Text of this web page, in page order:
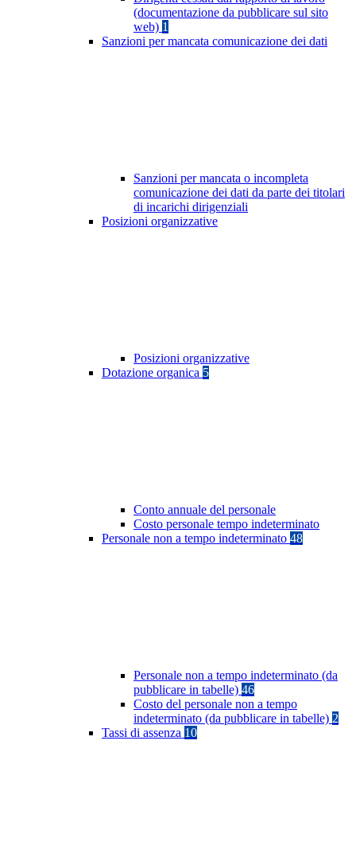
(documentazione da pubblicare sul sito
web) 1
Sanzioni per mancata comunicazione dei dati
Sanzioni per mancata o incompleta
comunicazione dei dati da parte dei titolari
di incarichi dirigenziali
Posizioni organizzative
Posizioni organizzative
Dotazione organica 5
Conto annuale del personale
Costo personale tempo indeterminato
Personale non a tempo indeterminato 48
Personale non a tempo indeterminato (da
pubblicare in tabelle) 46
Costo del personale non a tempo
indeterminato (da pubblicare in tabelle) 2
Tassi di assenza 10